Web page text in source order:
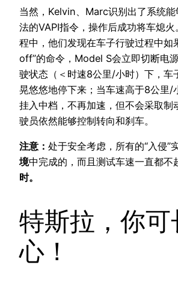
当然，Kelvin、Marc识别出了系统能
法的VAPI指令，操作后成功将车熄
程中，他们发现在车子行驶过程中如
off”的命令，Model S会立即切断电
驶状态（＜时速8公里/小时）下，车
晃悠悠地停下来；当车速高于8公里/
挂入中档，不再加速，但不会采取制
驶员依然能够控制转向和刹车。
注意： 处于安全考虑，所有的“入侵”
境中完成的，而且测试车速一直都不
时。
特斯拉，你可
心！